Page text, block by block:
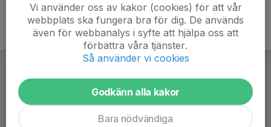
Vi använder oss av kakor (cookies) för att vår
webbplats ska fungera bra för dig. De används
även för webbanalys i syfte att hjälpa oss att
förbättra våra tjänster.
Så använder vi cookies
Godkänn alla kakor
Bara nödvändiga